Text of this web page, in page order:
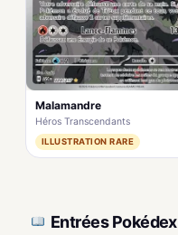
Malamandre
Héros Transcendants
ILLUSTRATION RARE
Entrées Pokédex